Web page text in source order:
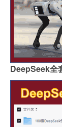
DeepSeek全